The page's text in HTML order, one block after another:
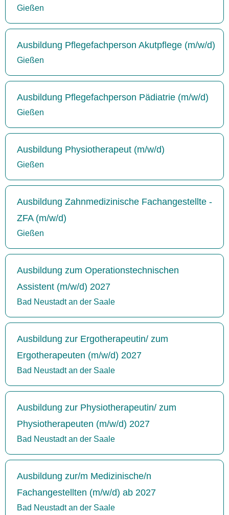
Gießen
Ausbildung Pflegefachperson Akutpflege (m/w/d)
Gießen
Ausbildung Pflegefachperson Pädiatrie (m/w/d)
Gießen
Ausbildung Physiotherapeut (m/w/d)
Gießen
Ausbildung Zahnmedizinische Fachangestellte -
ZFA (m/w/d)
Gießen
Ausbildung zum Operationstechnischen
Assistent (m/w/d) 2027
Bad Neustadt an der Saale
Ausbildung zur Ergotherapeutin/ zum
Ergotherapeuten (m/w/d) 2027
Bad Neustadt an der Saale
Ausbildung zur Physiotherapeutin/ zum
Physiotherapeuten (m/w/d) 2027
Bad Neustadt an der Saale
Ausbildung zur/m Medizinische/n
Fachangestellten (m/w/d) ab 2027
Bad Neustadt an der Saale